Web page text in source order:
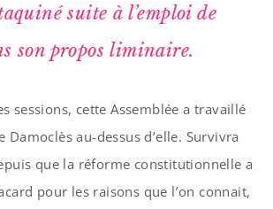
suite à l’emploi de
son propos liminaire.
sessions, cette Assemblée a travaillé
Damoclès au-dessus d’elle. Survivra
que la réforme constitutionnelle a
pour les raisons que l’on connait,